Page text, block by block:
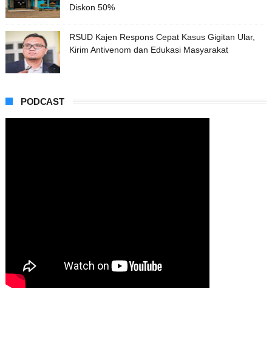
Diskon 50%
RSUD Kajen Respons Cepat Kasus Gigitan Ular,
Kirim Antivenom dan Edukasi Masyarakat
PODCAST